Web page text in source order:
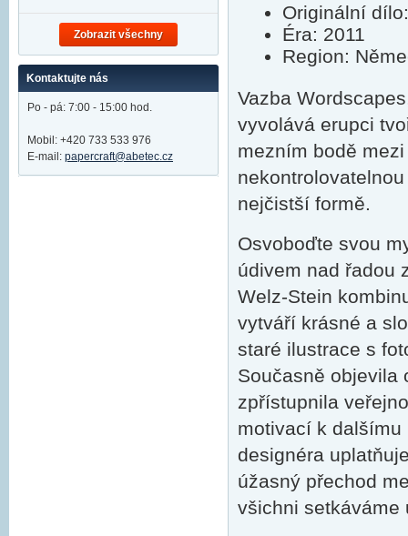
Originální
Éra: 2011
Region:
Vazba
vyvolává erupci
mezním bodě
nejčistší formě.
Osvoboďte svou
údivem nad řadou
Welz-Stein
vytváří krásné a
staré ilustrace s
Současně objevila
zpřístupnila
motivací k
designéra
úžasný přechod
všichni setkáváme
Zobrazit všechny
Kontaktujte nás
Po - pá: 7:00 - 15:00 hod.
Mobil: +420 733 533 976
E-mail: papercraft@abetec.cz